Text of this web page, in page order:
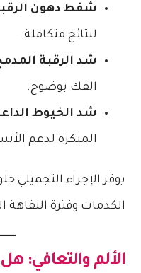
شفط دهون
لنتائج متكاملة.
شد الرقبة
الفك بوضوح.
شد الخيوط
المبكرة لدعم
يوفر الإجراء
الكدمات وفترة
الألم والتعافي: